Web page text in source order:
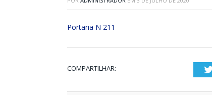
Portaria N 211
COMPARTILHAR: